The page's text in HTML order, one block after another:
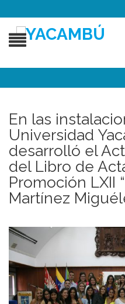
En las
Universidad
desarrolló el
del Libro de
Promoción LXII
Martínez